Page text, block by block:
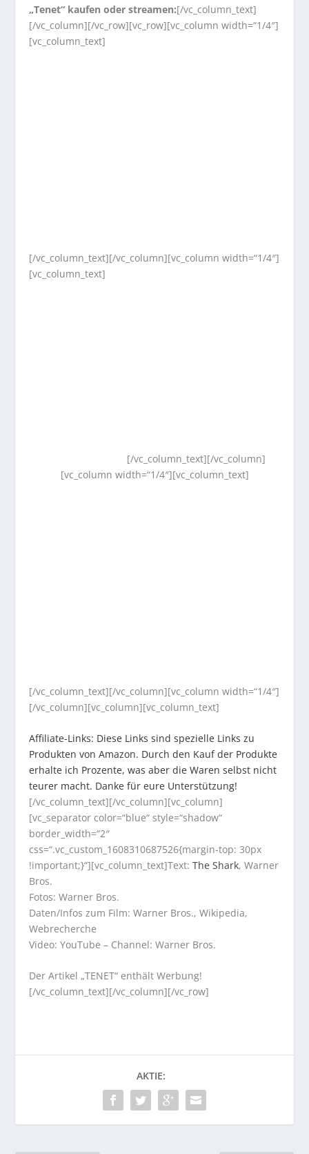
„Tenet“ kaufen oder streamen:[/vc_column_text]
[/vc_column][/vc_row][vc_row][vc_column width=“1/4″]
[vc_column_text]
[/vc_column_text][/vc_column][vc_column width=“1/4″]
[vc_column_text]
[/vc_column_text][/vc_column]
[vc_column width=“1/4″][vc_column_text]
[/vc_column_text][/vc_column][vc_column width=“1/4″]
[/vc_column][vc_column][vc_column_text]
Affiliate-Links: Diese Links sind spezielle Links zu
Produkten von Amazon. Durch den Kauf der Produkte
erhalte ich Prozente, was aber die Waren selbst nicht
teurer macht. Danke für eure Unterstützung!
[/vc_column_text][/vc_column][vc_column]
[vc_separator color=“blue“ style=“shadow“
border_width=“2″
css=“.vc_custom_1608310687526{margin-top: 30px
!important;}“][vc_column_text]Text:The Shark, Warner
Bros.
Fotos: Warner Bros.
Daten/Infos zum Film: Warner Bros., Wikipedia,
Webrecherche
Video: YouTube – Channel: Warner Bros.
Der Artikel „TENET“ enthält Werbung!
[/vc_column_text][/vc_column][/vc_row]
AKTIE: